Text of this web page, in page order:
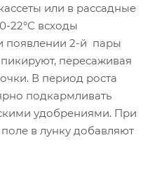
или в рассадные
22°С всходы
появлении 2-й пары
пересаживая
В период роста
подкармливать
удобрениями. При
в лунку добавляют